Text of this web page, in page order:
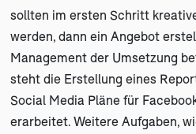
sollten im ersten Schritt
werden, dann ein Angebot
Management der Umsetzung
steht die Erstellung eines
Social Media Pläne für
erarbeitet. Weitere Aufgaben,